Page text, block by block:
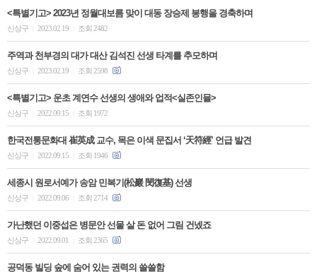
<특별기고> 2023년 정월대보름 맞이 대동 장승제 봉행을 경축하며
신상구 2023.02.19 조회 2482
주역과 천부경의 대가 대산 김석진 선생 타계를 추모하며
신상구 2023.02.19 조회 2598
<특별기고> 운초 계연수 선생의 생애와 업적<실존인믈>
신상구 2022.09.15 조회 1972
한국전통문화대 崔英成 교수, 목은 이색 문집서 ‘天符經’ 언급 발견
신상구 2022.09.15 조회 1946
세종시 원로서예가 송암 민복기(松巖 閔復基) 선생
신상구 2022.09.06 조회 2714
가난했던 이중섭은 병문안 선물 살 돈 없어 그림 건넸죠
신상구 2022.09.01 조회 2365
공덕동 빌딩 숲에 숨어 있는 권력의 쓸쓸함